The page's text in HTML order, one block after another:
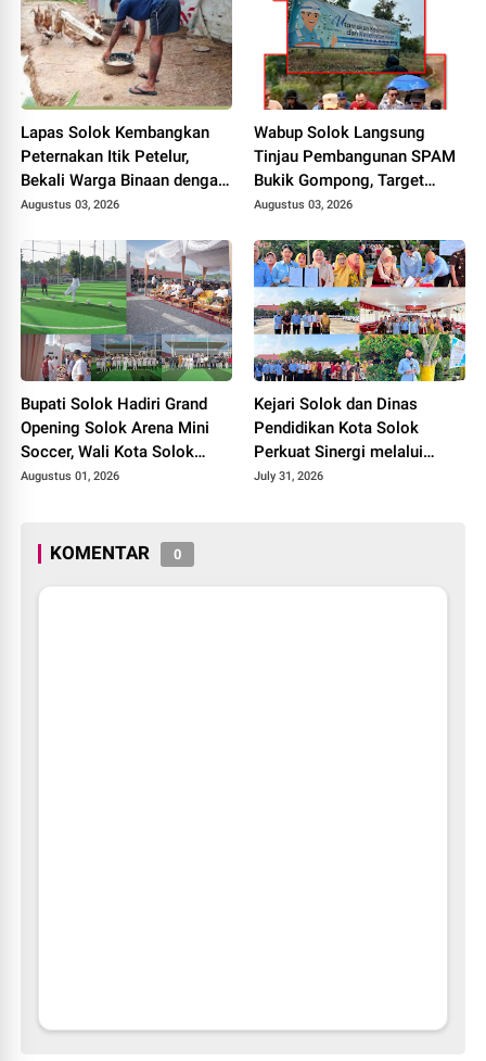
Lapas Solok Kembangkan
Peternakan Itik Petelur,
Bekali Warga Binaan dengan
Keterampilan Produktif.
Augustus 03, 2026
Wabup Solok Langsung
Tinjau Pembangunan SPAM
Bukik Gompong, Target
Rampung Akhir Oktober
Augustus 03, 2026
Bupati Solok Hadiri Grand
Opening Solok Arena Mini
Soccer, Wali Kota Solok
Resmikan Fasilitas Olahraga
Augustus 01, 2026
Kejari Solok dan Dinas
Pendidikan Kota Solok
Perkuat Sinergi melalui
Penandatanganan PKS dan
July 31, 2026
KOMENTAR 0